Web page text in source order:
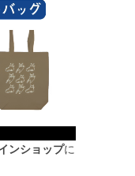
ンショップに